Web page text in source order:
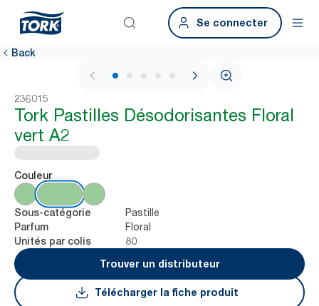
Se connecter
Back
1 / 6
236015
Tork Pastilles Désodorisantes Floral
vert A2
Couleur
Sous-catégorie Pastille
Parfum Floral
Unités par colis
80
Trouver un distributeur
Télécharger la fiche produit